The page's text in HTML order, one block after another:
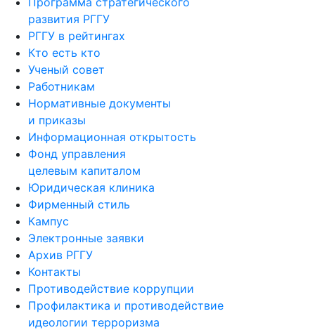
развития РГГУ
РГГУ в рейтингах
Кто есть кто
Ученый совет
Работникам
Нормативные документы
и приказы
Информационная открытость
Фонд управления
целевым капиталом
Юридическая клиника
Фирменный стиль
Кампус
Электронные заявки
Архив РГГУ
Контакты
Противодействие коррупции
Профилактика и противодействие
идеологии терроризма